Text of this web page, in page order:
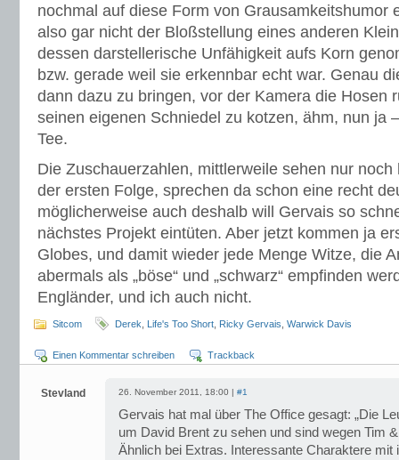
nochmal auf diese Form von Grausamkeitshumor
also gar nicht der Bloßstellung eines anderen
dessen darstellerische Unfähigkeit aufs Korn
bzw. gerade weil sie erkennbar echt war. Genau
dann dazu zu bringen, vor der Kamera die Hosen
seinen eigenen Schniedel zu kotzen, ähm, nun ja
Tee.
Die Zuschauerzahlen, mittlerweile sehen nur
der ersten Folge, sprechen da schon eine recht
möglicherweise auch deshalb will Gervais so
nächstes Projekt eintüten. Aber jetzt kommen ja
Globes, und damit wieder jede Menge Witze, die
abermals als „böse“ und „schwarz“ empfinden
Engländer, und ich auch nicht.
Sitcom Derek Life's Too Short Ricky Gervais Warwick Davis
Einen Kommentar schreiben Trackback
Stevland 26. November 2011, 18:00 | #1
Gervais hat mal über The Office gesagt: „Die
um David Brent zu sehen und sind wegen Tim
Ähnlich bei Extras. Interessante Charaktere mit